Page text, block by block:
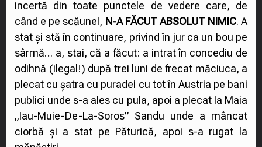
incertă din toate punctele de vedere care, de
când e pe scăunel, N-A FĂCUT ABSOLUT NIMIC. A
stat și stă în continuare, privind în jur ca un bou pe
sârmă… a, stai, că a făcut: a intrat în concediu de
odihnă (ilegal!) după trei luni de frecat măciuca, a
plecat cu șatra cu puradei cu tot în Austria pe bani
publici unde s-a ales cu pula, apoi a plecat la Maia
„Iau-Muie-De-La-Soros” Sandu unde a mâncat
ciorbă și a stat pe Păturică, apoi s-a rugat la